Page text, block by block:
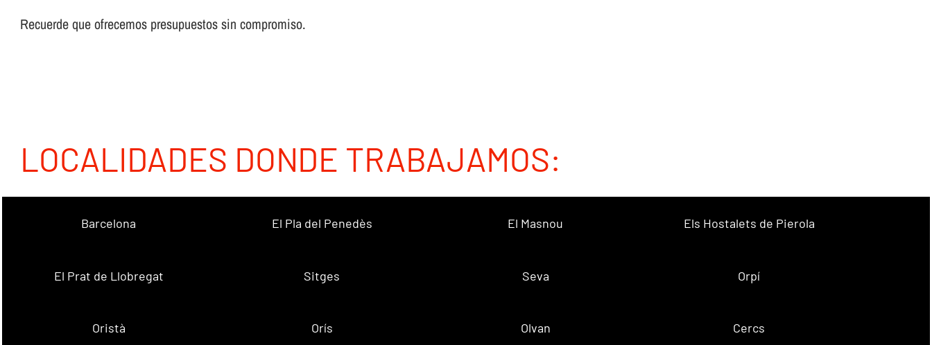
Recuerde que ofrecemos presupuestos sin compromiso.
LOCALIDADES DONDE TRABAJAMOS:
Barcelona El Pla del Penedès El Masnou Els Hostalets de Pierola
El Prat de Llobregat Sitges Seva Orpí
Oristà Orís Olvan Cercs